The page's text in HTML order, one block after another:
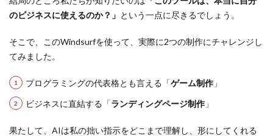
のビジネスに使えるのか？」 という一点に尽きるでしょう。
そこで、このWindsurfを使って、実際に2つの制作にチャレンジし
てみました。
プログラミングの代表格とも言える「ゲーム制作 」
ビジネスに直結する「ランディングページ制作 」
果たして、AIは私の拙い指示をどこまで理解し、形にしてくれる